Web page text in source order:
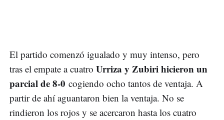
El partido comenzó igualado y muy intenso, pero
tras el empate a cuatro Urriza y Zubiri hicieron un
parcial de 8-0 cogiendo ocho tantos de ventaja. A
partir de ahí aguantaron bien la ventaja. No se
rindieron los rojos y se acercaron hasta los cuatro